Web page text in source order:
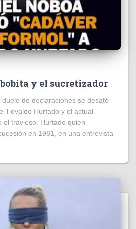
y el sucretizador
de declaraciones se desató
Tiovaldo Hurtado y el actual
el travieso. Hurtado quien
en 1981, en una entrevista